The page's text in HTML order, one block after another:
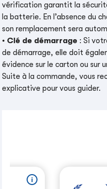
vérification garantit la
la batterie. En l’absence du
son remplacement sera
• Clé de démarrage : Si
de démarrage, elle doit
évidence sur le carton ou sur
Suite à la commande, vous
explicative pour vous guider.